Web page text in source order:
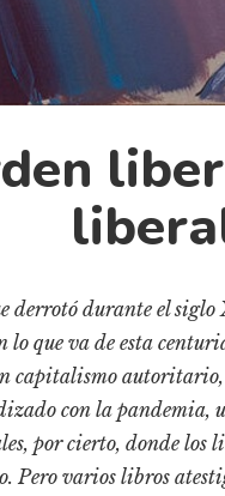
derrotó durante el
lo que va de esta
capitalismo
con la pandemia,
por cierto, donde los
Pero varios libros